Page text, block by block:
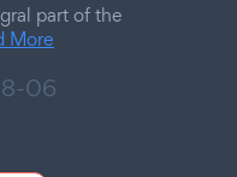
part of the
More
06